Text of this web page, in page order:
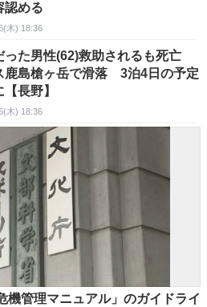
認める
木) 18:36
った男性(62)救助されるも死亡
鹿島槍ヶ岳で滑落 3泊4日の予定
長野】
木) 18:36
機管理マニュアル」のガイドライ